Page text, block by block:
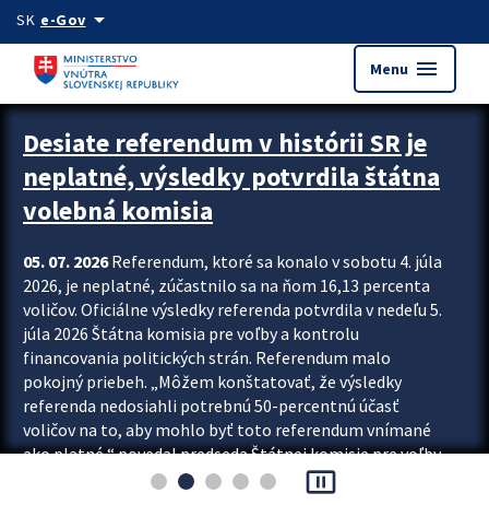
Preskocit na hlavný obsah
SK e-Govarrow_drop_down
Menu menu
Zastavit automatický posun upútavok
Desiate referendum v histórii SR je
neplatné, výsledky potvrdila štátna
volebná komisia
05. 07. 2026Referendum, ktoré sa konalo v sobotu 4. júla
2026, je neplatné, zúčastnilo sa na ňom 16,13 percenta
voličov. Oficiálne výsledky referenda potvrdila v nedeľu 5.
júla 2026 Štátna komisia pre voľby a kontrolu
financovania politických strán. Referendum malo
pokojný priebeh. „Môžem konštatovať, že výsledky
referenda nedosiahli potrebnú 50-percentnú účasť
voličov na to, aby mohlo byť toto referendum vnímané
ako platné,“ povedal predseda Štátnej komisie pre voľby
a kontrolu financovania politických...
pause_presentation